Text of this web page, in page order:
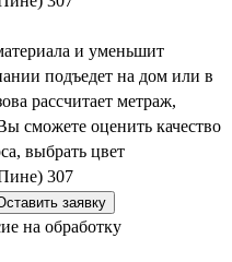
и уменьшит
подъедет на дом или в
рассчитает метраж,
сможете оценить качество
выбрать цвет
заявку
на обработку